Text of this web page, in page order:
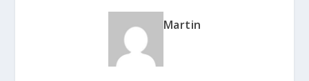
Martin